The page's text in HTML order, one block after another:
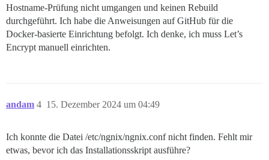
Hostname-Prüfung nicht umgangen und keinen Rebuild
durchgeführt. Ich habe die Anweisungen auf GitHub für die
Docker-basierte Einrichtung befolgt. Ich denke, ich muss Let’s
Encrypt manuell einrichten.
andam 15. Dezember 2024 um 04:49
4
Ich konnte die Datei /etc/ngnix/ngnix.conf nicht finden. Fehlt mir
etwas, bevor ich das Installationsskript ausführe?